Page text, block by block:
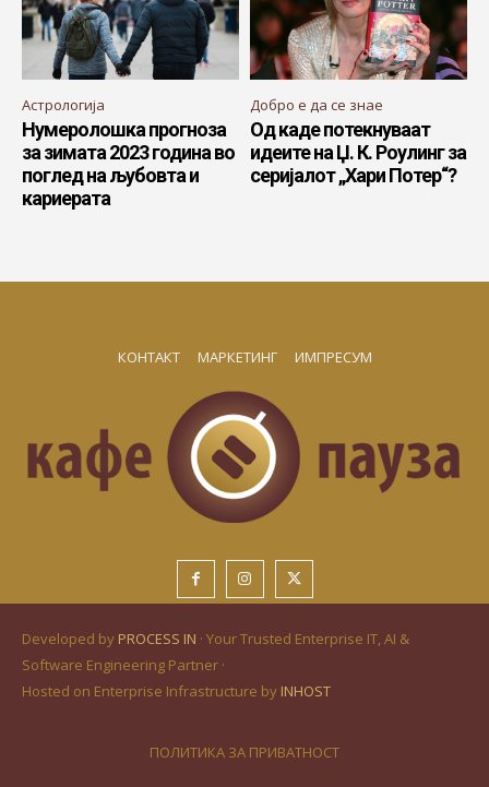
Астрологија
Нумеролошка прогноза
за зимата 2023 година во
поглед на љубовта и
кариерата
Добро е да се знае
Од каде потекнуваат
идеите на Џ. К. Роулинг за
серијалот „Хари Потер“?
КОНТАКТ МАРКЕТИНГ ИМПРЕСУМ
Developed by PROCESS IN · Your Trusted Enterprise IT, AI &
Software Engineering Partner ·
Hosted on Enterprise Infrastructure by INHOST
ПОЛИТИКА ЗА ПРИВАТНОСТ